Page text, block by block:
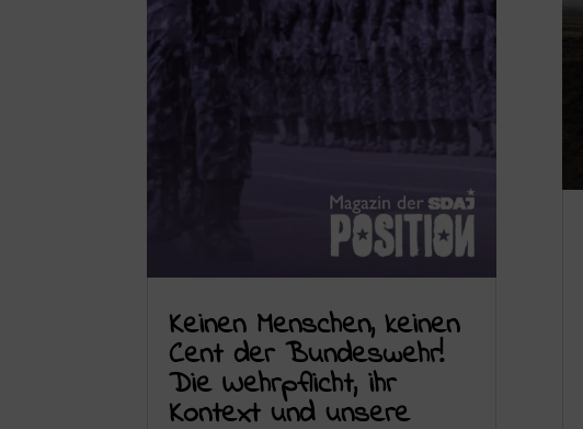
Keinen Menschen, keinen
Cent der Bundeswehr!
Die Wehrpflicht, ihr
Kontext und unsere